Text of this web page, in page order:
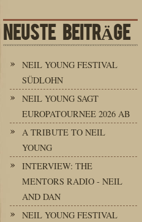
NEUSTE BEITRÄGE
NEIL YOUNG FESTIVAL
SÜDLOHN
NEIL YOUNG SAGT
EUROPATOURNEE 2026 AB
A TRIBUTE TO NEIL
YOUNG
INTERVIEW: THE
MENTORS RADIO - NEIL
AND DAN
NEIL YOUNG FESTIVAL